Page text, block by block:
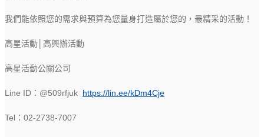
我們能依照您的需求與預算為您量身打造屬於您的，最精采的活動！
高星活動│高興辦活動
高星活動公關公司
Line ID：@509rfjuk https://lin.ee/kDm4Cje
Tel：02-2738-7007